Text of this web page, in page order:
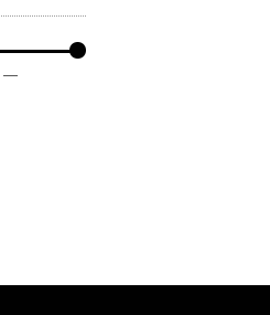
—